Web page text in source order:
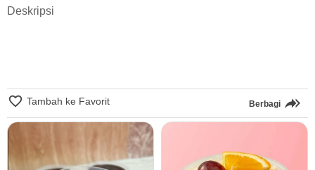
Deskripsi
Tambah ke Favorit Berbagi